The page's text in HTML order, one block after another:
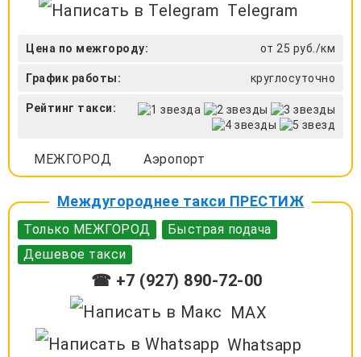
Telegram
Цена по межгороду: от 25 руб./км
График работы: круглосуточно
Рейтинг такси:
МЕЖГОРОД Аэропорт
Междугороднее такси ПРЕСТИЖ
Только МЕЖГОРОД
Быстрая подача
Дешевое такси
☎ +7 (927) 890-72-00
MAX
Whatsapp